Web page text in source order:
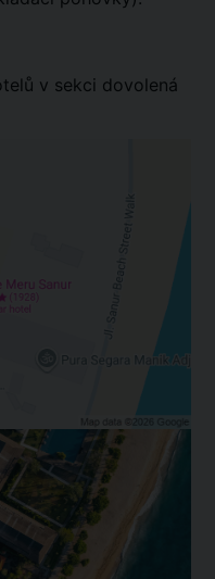
v sekci dovolená